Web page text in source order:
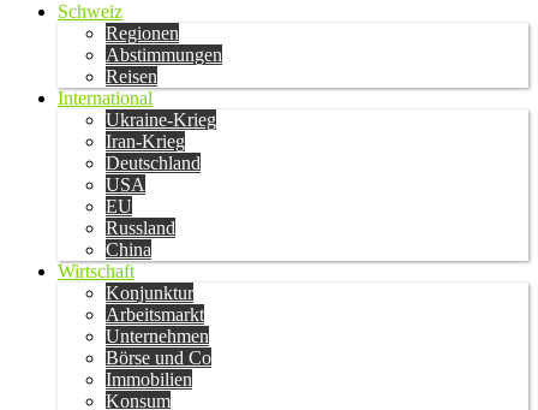
Schweiz
Regionen
Abstimmungen
Reisen
International
Ukraine-Krieg
Iran-Krieg
Deutschland
USA
EU
Russland
China
Wirtschaft
Konjunktur
Arbeitsmarkt
Unternehmen
Börse und Co
Immobilien
Konsum